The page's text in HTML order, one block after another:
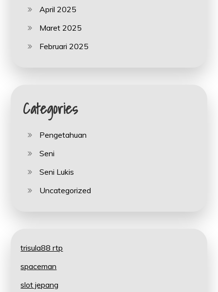
April 2025
Maret 2025
Februari 2025
Categories
Pengetahuan
Seni
Seni Lukis
Uncategorized
trisula88 rtp
spaceman
slot jepang